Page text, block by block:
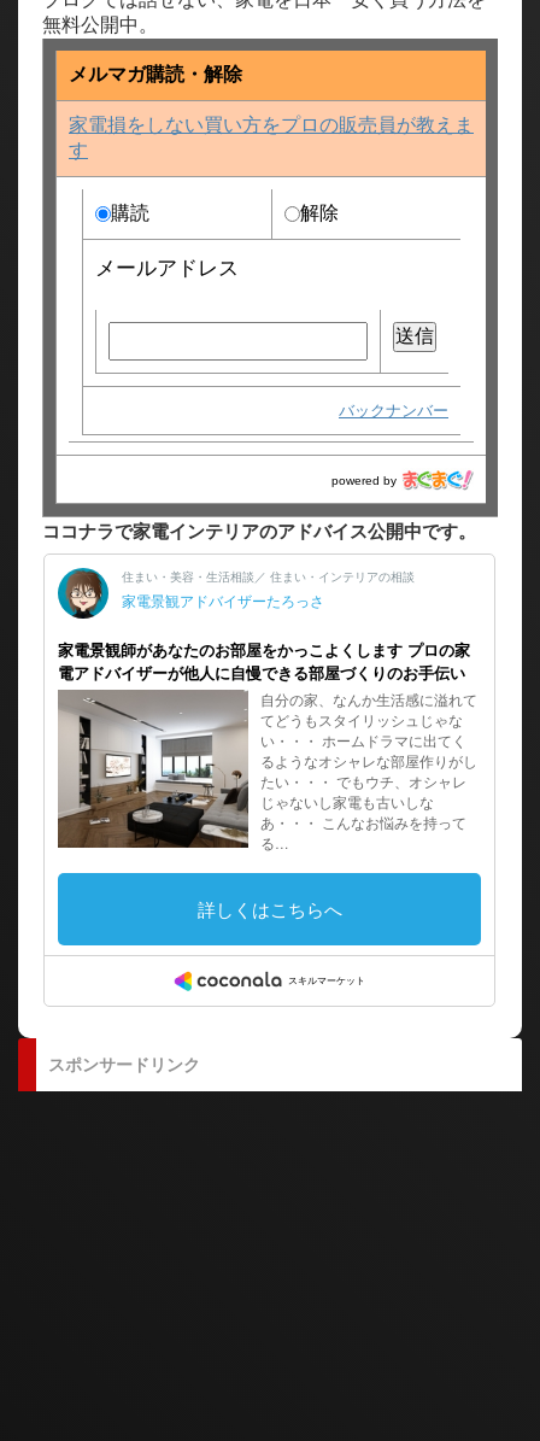
無料公開中。
メルマガ購読・解除
家電損をしない買い方をプロの販売員が教えま
す
購読 解除
メールアドレス
バックナンバー
powered by
ココナラで家電インテリアのアドバイス公開中です。
スポンサードリンク